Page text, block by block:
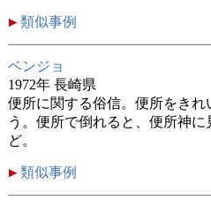
類似事例
ベンジョ
1972年 長崎県
便所に関する俗信。便所をき
う。便所で倒れると、便所神
ど。
類似事例